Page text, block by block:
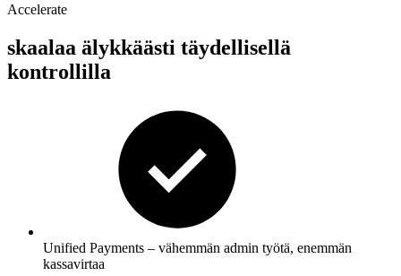
Accelerate
skaalaa älykkäästi täydellisellä
kontrollilla
Unified Payments – vähemmän admin työtä, enemmän
kassavirtaa